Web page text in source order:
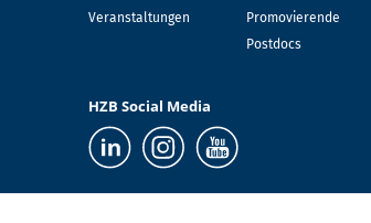
Veranstaltungen
Promovierende
Postdocs
HZB Social Media